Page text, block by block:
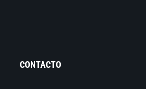
CONTACTO